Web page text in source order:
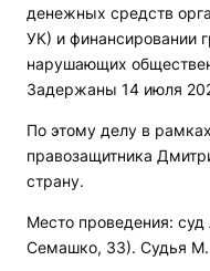
денежных средств
УК) и финансировании
нарушающих
Задержаны 14 июля
По этому делу в
правозащитника
страну.
Место проведения: суд
Семашко, 33). Судья М.